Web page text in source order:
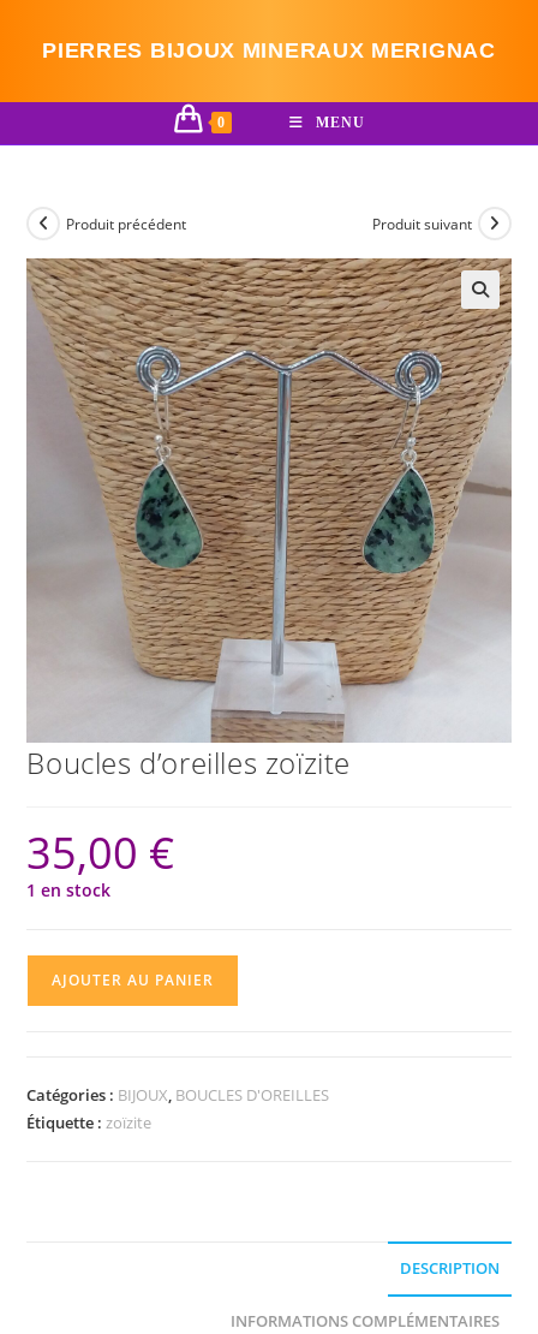
PIERRES BIJOUX MINERAUX MERIGNAC
0 MENU
Produit précédent Produit suivant
Boucles d’oreilles zoïzite
35,00 €
1 en stock
zoïzite
AJOUTER AU PANIER
Catégories : BIJOUX, BOUCLES D'OREILLES
Étiquette :zoïzite
DESCRIPTION
INFORMATIONS COMPLÉMENTAIRES